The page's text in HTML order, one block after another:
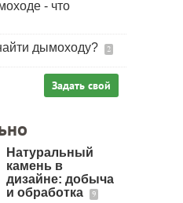
- что
дымоходу? 2
Задать свой
Натуральный
камень в
дизайне: добыча
и обработка
9